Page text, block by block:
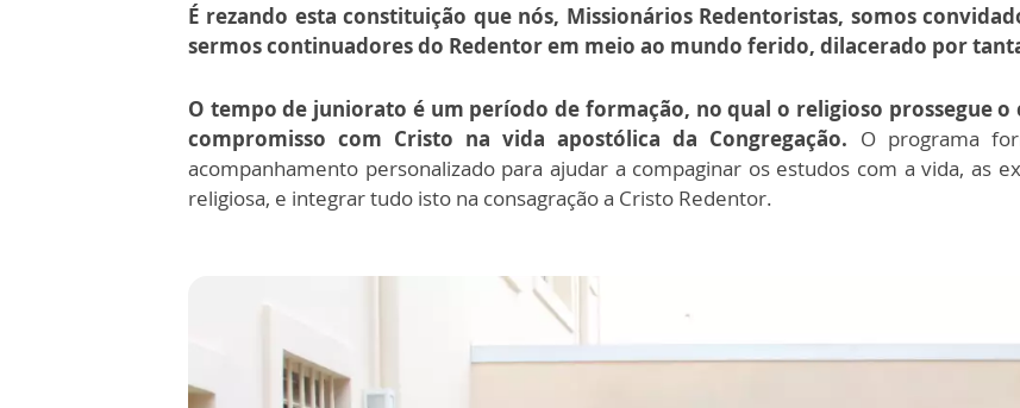
É rezando esta constituição que nós, Missionários Redentoristas, somos
sermos continuadores do Redentor em meio ao mundo ferido, dilacerado por
O tempo de juniorato é um período de formação, no qual o religioso prossegue
compromisso com Cristo na vida apostólica da Congregação. O programa
acompanhamento personalizado para ajudar a compaginar os estudos com a vida, as
religiosa, e integrar tudo isto na consagração a Cristo Redentor.